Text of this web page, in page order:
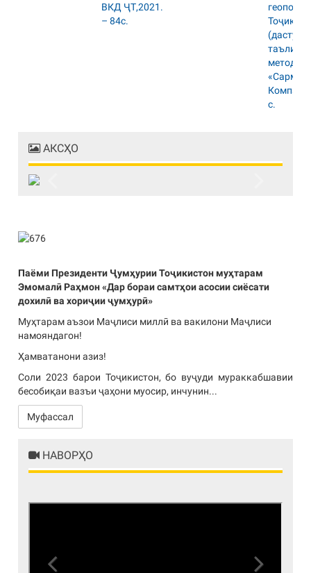
АКСҲО
Паёми Президенти Ҷумҳурии Тоҷикистон муҳтарам
Эмомалӣ Раҳмон «Дар бораи самтҳои асосии сиёсати
дохилӣ ва хориҷии ҷумҳурӣ»
Муҳтарам аъзои Маҷлиси миллӣ ва вакилони Маҷлиси
намояндагон!
Ҳамватанони азиз!
Соли 2023 барои Тоҷикистон, бо вуҷуди мураккабшавии
бесобиқаи вазъи ҷаҳони муосир, инчунин...
Муфассал
НАВОРҲО